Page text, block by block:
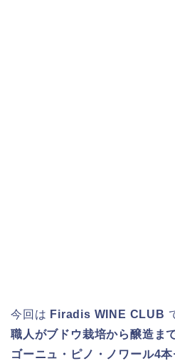
今回は Firadis WINE CLUB
職人がブドウ栽培から醸造ま
ゴーニュ・ピノ・ノワール4